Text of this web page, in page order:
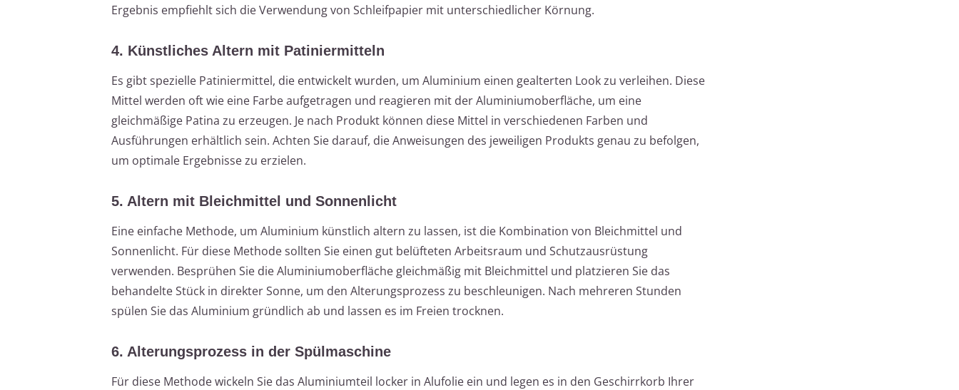
Ergebnis empfiehlt sich die Verwendung von Schleifpapier mit unterschiedlicher Körnung.
4. Künstliches Altern mit Patiniermitteln
Es gibt spezielle Patiniermittel, die entwickelt wurden, um Aluminium einen gealterten Look zu verleihen. Diese
Mittel werden oft wie eine Farbe aufgetragen und reagieren mit der Aluminiumoberfläche, um eine
gleichmäßige Patina zu erzeugen. Je nach Produkt können diese Mittel in verschiedenen Farben und
Ausführungen erhältlich sein. Achten Sie darauf, die Anweisungen des jeweiligen Produkts genau zu befolgen,
um optimale Ergebnisse zu erzielen.
5. Altern mit Bleichmittel und Sonnenlicht
Eine einfache Methode, um Aluminium künstlich altern zu lassen, ist die Kombination von Bleichmittel und
Sonnenlicht. Für diese Methode sollten Sie einen gut belüfteten Arbeitsraum und Schutzausrüstung
verwenden. Besprühen Sie die Aluminiumoberfläche gleichmäßig mit Bleichmittel und platzieren Sie das
behandelte Stück in direkter Sonne, um den Alterungsprozess zu beschleunigen. Nach mehreren Stunden
spülen Sie das Aluminium gründlich ab und lassen es im Freien trocknen.
6. Alterungsprozess in der Spülmaschine
Für diese Methode wickeln Sie das Aluminiumteil locker in Alufolie ein und legen es in den Geschirrkorb Ihrer